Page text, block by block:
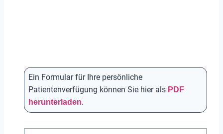
Ein Formular für Ihre persönliche
Patientenverfügung können Sie hier als PDF
herunterladen.